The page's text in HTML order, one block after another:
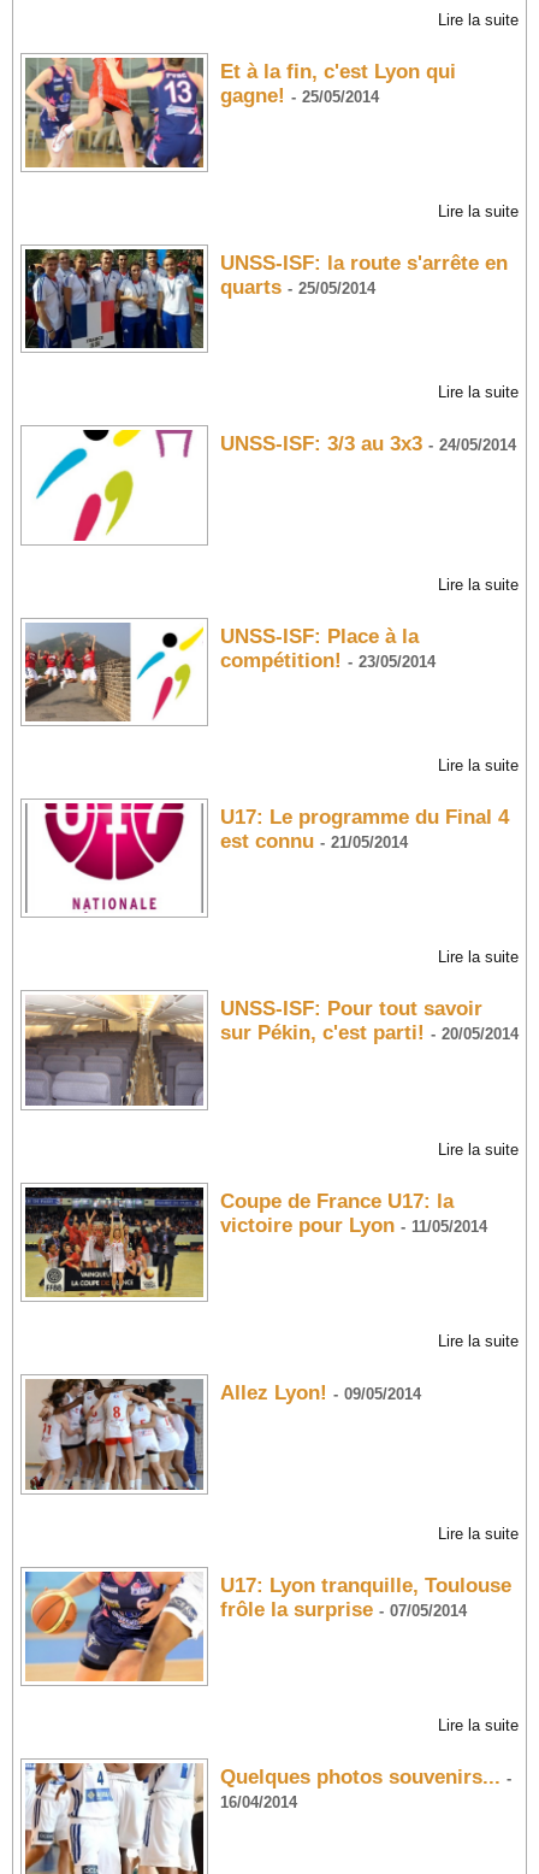
Lire la suite
Et à la fin, c'est Lyon qui
gagne! - 25/05/2014
Lire la suite
UNSS-ISF: la route s'arrête en
quarts - 25/05/2014
Lire la suite
UNSS-ISF: 3/3 au 3x3 - 24/05/2014
Lire la suite
UNSS-ISF: Place à la
compétition! - 23/05/2014
Lire la suite
U17: Le programme du Final 4
est connu - 21/05/2014
Lire la suite
UNSS-ISF: Pour tout savoir
sur Pékin, c'est parti! - 20/05/2014
Lire la suite
Coupe de France U17: la
victoire pour Lyon - 11/05/2014
Lire la suite
Allez Lyon! - 09/05/2014
Lire la suite
U17: Lyon tranquille, Toulouse
frôle la surprise - 07/05/2014
Lire la suite
Quelques photos souvenirs... -
16/04/2014